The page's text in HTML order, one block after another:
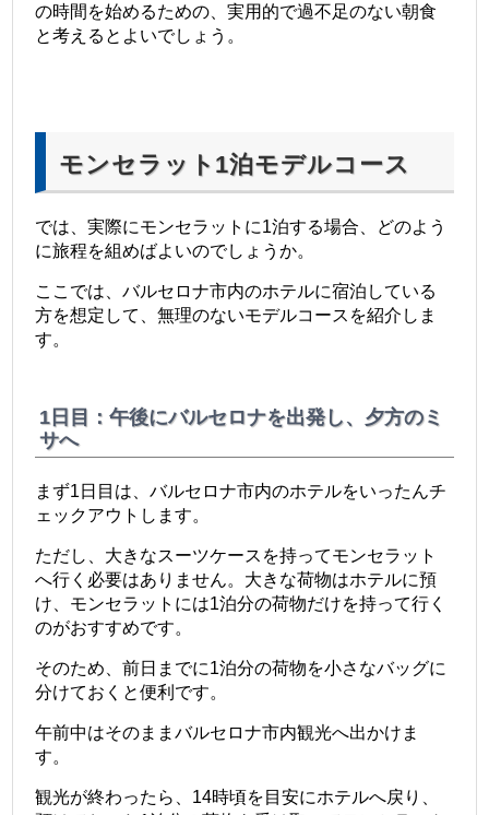
の時間を始めるための、実用的で過不足のない朝食
と考えるとよいでしょう。
モンセラット1泊モデルコース
では、実際にモンセラットに1泊する場合、どのよう
に旅程を組めばよいのでしょうか。
ここでは、バルセロナ市内のホテルに宿泊している
方を想定して、無理のないモデルコースを紹介しま
す。
1日目：午後にバルセロナを出発し、夕方のミ
サへ
まず1日目は、バルセロナ市内のホテルをいったんチ
ェックアウトします。
ただし、大きなスーツケースを持ってモンセラット
へ行く必要はありません。大きな荷物はホテルに預
け、モンセラットには1泊分の荷物だけを持って行く
のがおすすめです。
そのため、前日までに1泊分の荷物を小さなバッグに
分けておくと便利です。
午前中はそのままバルセロナ市内観光へ出かけま
す。
観光が終わったら、14時頃を目安にホテルへ戻り、